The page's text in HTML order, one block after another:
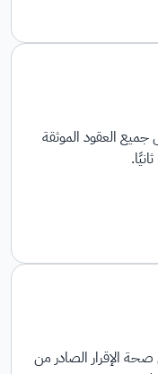
جميع العقود الموثقة
الإقرار الصادر من